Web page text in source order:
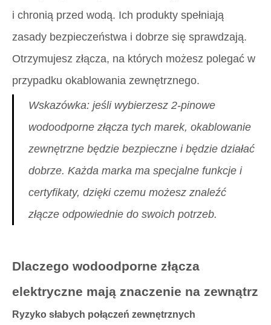
i chronią przed wodą. Ich produkty spełniają
zasady bezpieczeństwa i dobrze się sprawdzają.
Otrzymujesz złącza, na których możesz polegać w
przypadku okablowania zewnętrznego.
Wskazówka: jeśli wybierzesz 2-pinowe
wodoodporne złącza tych marek, okablowanie
zewnętrzne będzie bezpieczne i będzie działać
dobrze. Każda marka ma specjalne funkcje i
certyfikaty, dzięki czemu możesz znaleźć
złącze odpowiednie do swoich potrzeb.
Dlaczego wodoodporne złącza
elektryczne mają znaczenie na zewnątrz
Ryzyko słabych połączeń zewnętrznych